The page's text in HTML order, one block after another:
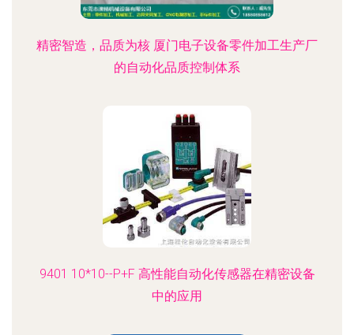
精密智造，品质为核 厦门电子设备零件加工生产厂
的自动化品质控制体系
9401 10*10--P+F 高性能自动化传感器在精密设备
中的应用